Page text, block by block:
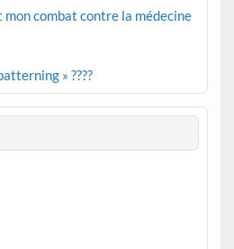
combat contre la médecine
» ????